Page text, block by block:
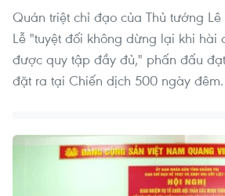
Quán triệt chỉ đạo của Thủ tướng
Lễ "tuyệt đối không dừng lại khi hài
được quy tập đầy đủ," phấn đấu
đặt ra tại Chiến dịch 500 ngày đêm.